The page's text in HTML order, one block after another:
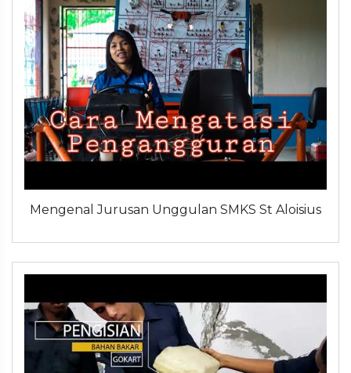
Mengenal Jurusan Unggulan SMKS St Aloisius